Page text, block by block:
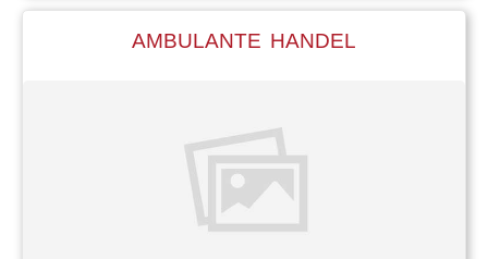
AMBULANTE HANDEL